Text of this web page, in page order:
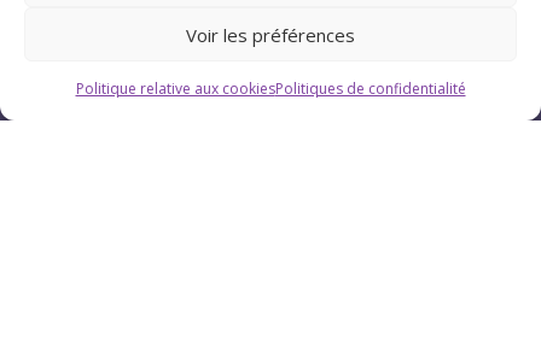
Voir les préférences
Politique relative aux cookiesPolitiques de confidentialité